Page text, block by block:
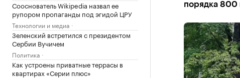
Сооснователь Wikipedia назвал ее
рупором пропаганды под эгидой ЦРУ
Технологии и медиа
Зеленский встретился с президентом
Сербии Вучичем
Политика
Как устроены приватные террасы в
квартирах «Серии плюс»
порядка 800